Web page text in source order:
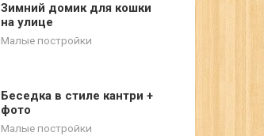
Зимний домик для кошки
на улице
Малые постройки
Беседка в стиле кантри +
фото
Малые постройки